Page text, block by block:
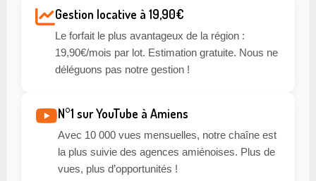
Gestion locative à 19,90€
Le forfait le plus avantageux de la région :
19,90€/mois par lot. Estimation gratuite. Nous ne
déléguons pas notre gestion !
N°1 sur YouTube à Amiens
Avec 10 000 vues mensuelles, notre chaîne est
la plus suivie des agences amiénoises. Plus de
vues, plus d’opportunités !